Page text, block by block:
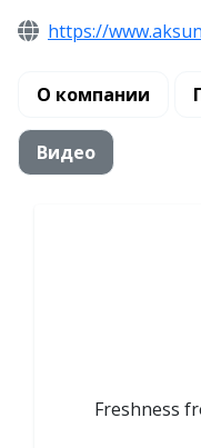
https://
О компании
Видео
Freshness